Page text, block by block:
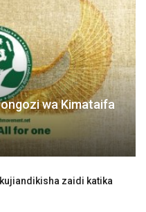
wa Kimataifa
zaidi katika